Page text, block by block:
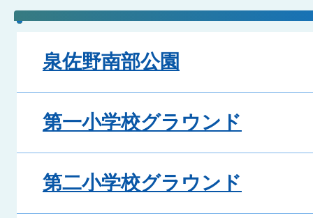
泉佐野南部公園
第一小学校グラウンド
第二小学校グラウンド